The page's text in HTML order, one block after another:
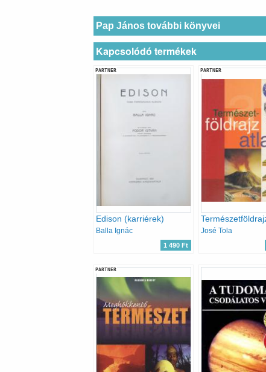
Pap János további könyvei
Kapcsolódó termékek
PARTNER
Edison (karriérek)
Balla Ignác
1 490 Ft
PARTNER
José Tola
PARTNER